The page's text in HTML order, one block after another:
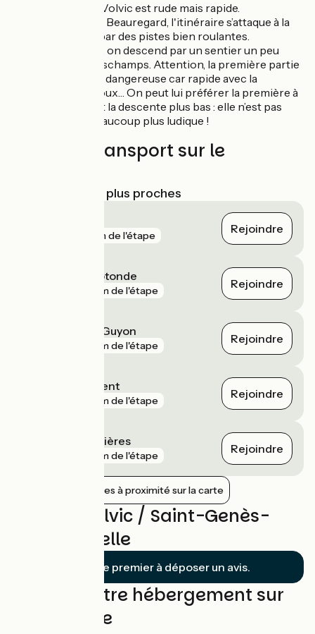
La montée après Volvic est rude mais rapide.
Après le village de Beauregard, l'itinéraire s’attaque à la
Chaîne des Puys par des pistes bien roulantes.
Au col de Ceyssat, on descend par un sentier un peu
cassant jusqu’à Laschamps. Attention, la première partie
de la descente est dangereuse car rapide avec la
présence de cailloux… On peut lui préférer la première à
gauche, qui rejoint la descente plus bas : elle n’est pas
caillouteuse et beaucoup plus ludique !
Trains et transport sur le
Gares SNCF les plus proches
1 km de l'étape Rejoindre
Clermont La Rotonde
2 km de l'étape Rejoindre
Riom - Châtel-Guyon
2 km de l'étape Rejoindre
Durtol - Nohanent
4 km de l'étape Rejoindre
Royat - Chamalières
4 km de l'étape Rejoindre
Afficher les gares à proximité sur la carte
Avis sur Volvic / Saint-Genès-
Champanelle
Soyez le premier à déposer un avis.
Trouvez votre hébergement sur
cette étape